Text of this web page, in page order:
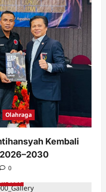
Olahraga
Kembali
0
Laut